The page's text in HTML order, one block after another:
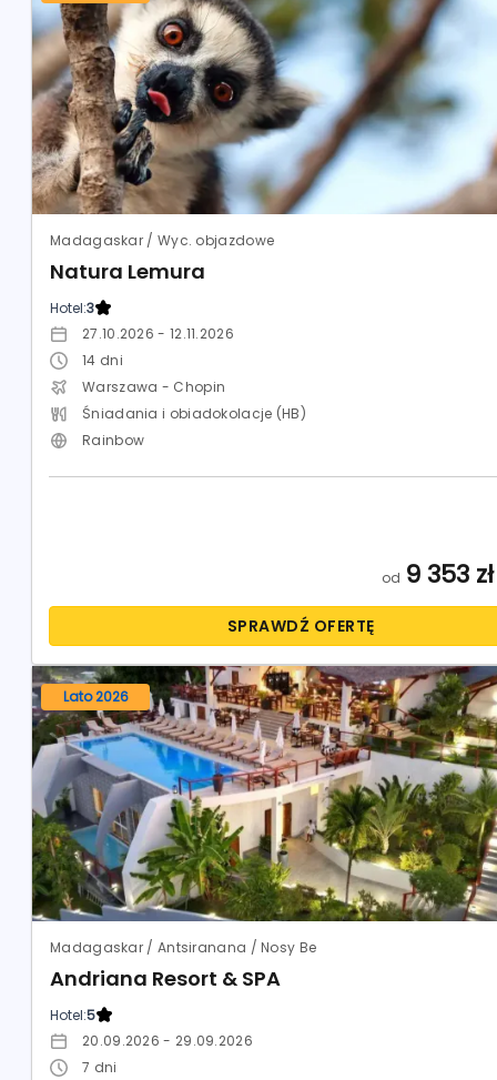
Madagaskar / Wyc. objazdowe
Natura Lemura
Hotel:3
27.10.2026 - 12.11.2026
14 dni
Warszawa - Chopin
Śniadania i obiadokolacje (HB)
Rainbow
od 9 353 zł
SPRAWDŹ OFERTĘ
Lato 2026
Madagaskar / Antsiranana / Nosy Be
Andriana Resort & SPA
Hotel:5
20.09.2026 - 29.09.2026
7 dni